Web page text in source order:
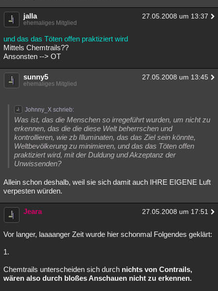
jalla 27.05.2008 um 13:37
ehemaliges Mitglied
und das das Töten offen praktiziert wird
Mittels Chemtrails??
Ansonsten --> OT
sunny5 27.05.2008 um 13:45
ehemaliges Mitglied
Johnny_X schrieb:
Was ist, das die Menschen so irregeführt wurden, um nicht zu
erkennen, das die die diese Welt beherrschen und
kontrollieren, wie zb Illuminaten, das das Ziel sein könnte,
Weltbevölkerung zu minimieren, und das das Töten offen
praktiziert wird, mit der Duldung und Akzeptanz der
Unwissenden?
Allein schon deshalb, weil sie sich damit auch IHRE EIGENE Luft
verpesten würden.
Jeara 27.05.2008 um 17:51
Vor langer, laaaanger Zeit wurde hier schonmal Folgendes geklärt:
1.
Chemtrails unterscheiden sich durch nichts von Contrails,
wären also durch bloßes Anschauen nicht zu erkennen.